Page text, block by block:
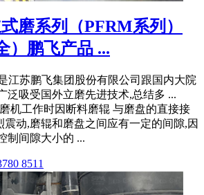
磨系列（PFRM系列）
）鹏飞产品 ...
江苏鹏飞集团股份有限公司跟国内大院
泛吸受国外立磨先进技术,总结多 ...
磨机工作时因断料磨辊 与磨盘的直接接
震动,磨辊和磨盘之间应有一定的间隙,因
制间隙大小的 ...
8511